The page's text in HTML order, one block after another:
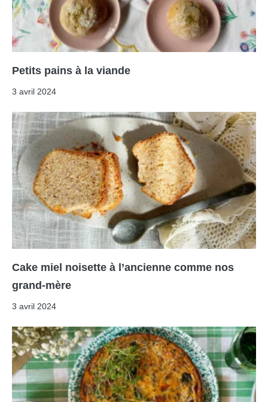
Petits pains à la viande
3 avril 2024
Cake miel noisette à l’ancienne comme nos
grand-mère
3 avril 2024